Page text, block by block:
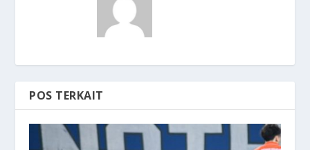
POS TERKAIT